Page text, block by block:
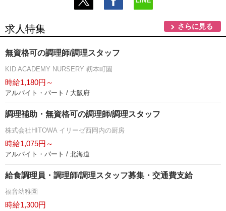
求人特集 さらに見る
無資格可の調理師/調理スタッフ
KID ACADEMY NURSERY 靱本町園
時給1,180円～
アルバイト・パート / 大阪府
調理補助・無資格可の調理師/調理スタッフ
株式会社HITOWA イリーゼ西岡内の厨房
時給1,075円～
アルバイト・パート / 北海道
給食調理員・調理師/調理スタッフ募集・交通費支給
福音幼稚園
時給1,300円